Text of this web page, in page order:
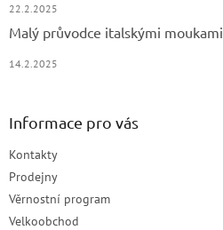
22.2.2025
Malý průvodce italskými moukami
14.2.2025
Informace pro vás
Kontakty
Prodejny
Věrnostní program
Velkoobchod